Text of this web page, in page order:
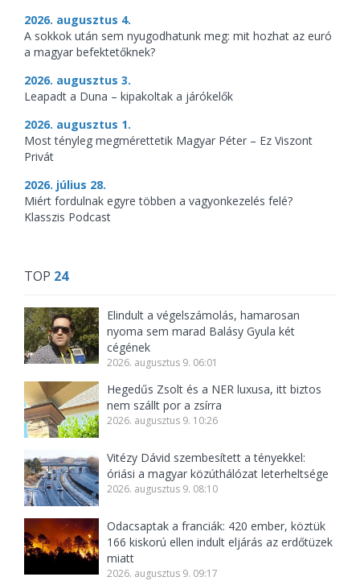
2026. augusztus 4.
A sokkok után sem nyugodhatunk meg: mit hozhat az euró
a magyar befektetőknek?
2026. augusztus 3.
Leapadt a Duna – kipakoltak a járókelők
2026. augusztus 1.
Most tényleg megmérettetik Magyar Péter – Ez Viszont
Privát
2026. július 28.
Miért fordulnak egyre többen a vagyonkezelés felé?
Klasszis Podcast
TOP 24
Elindult a végelszámolás, hamarosan
nyoma sem marad Balásy Gyula két
cégének
2026. augusztus 9. 06:01
Hegedűs Zsolt és a NER luxusa, itt biztos
nem szállt por a zsírra
2026. augusztus 9. 10:26
Vitézy Dávid szembesített a tényekkel:
óriási a magyar közúthálózat leterheltsége
2026. augusztus 9. 08:10
Odacsaptak a franciák: 420 ember, köztük
166 kiskorú ellen indult eljárás az erdőtüzek
miatt
2026. augusztus 9. 09:17